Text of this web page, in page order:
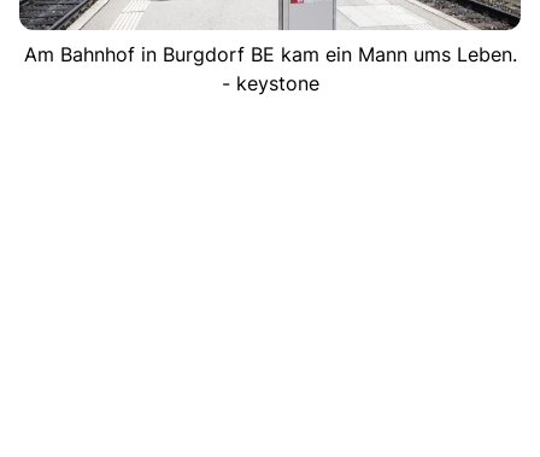
Am Bahnhof in Burgdorf BE kam ein Mann ums Leben.
- keystone